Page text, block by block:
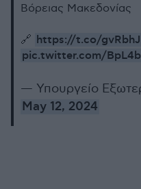
Βόρειας Μακεδονίας
🔗 https://t.co/
pic.twitter.com/
— Υπουργείο
May 12, 2024